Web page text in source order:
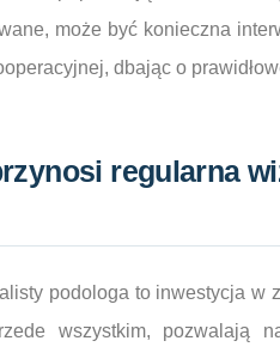
może być konieczna
dbając o
regularna
podologa to inwestycja w
wszystkim, pozwalają